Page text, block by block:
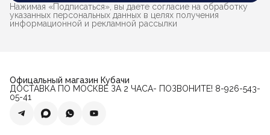
Нажимая «Подписаться», вы даете согласие на обработку
указанных персональных данных в целях получения
информационной и рекламной рассылки
Офицальный магазин Кубачи
ДОСТАВКА ПО МОСКВЕ ЗА 2 ЧАСА- ПОЗВОНИТЕ! 8-926-543-
05-41